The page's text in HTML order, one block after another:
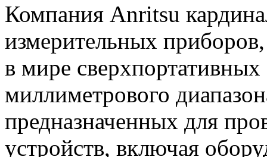
Компания Anritsu
измерительных
в мире сверхпортативных
миллиметрового
предназначенных для
устройств, включая